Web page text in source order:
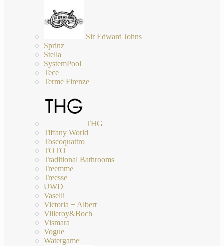
Sir Edward Johns
Sprinz
Stella
SystemPool
Tece
Terme Firenze
THG
Tiffany World
Toscoquattro
TOTO
Traditional Bathrooms
Treemme
Treesse
UWD
Vaselli
Victoria + Albert
Villeroy&Boch
Vismara
Vogue
Watergame